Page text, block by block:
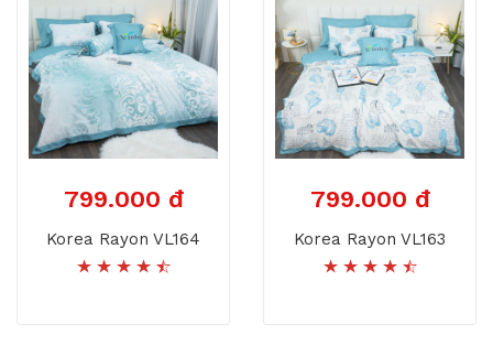
799.000 đ
Korea Rayon VL164
799.000 đ
Korea Rayon VL163